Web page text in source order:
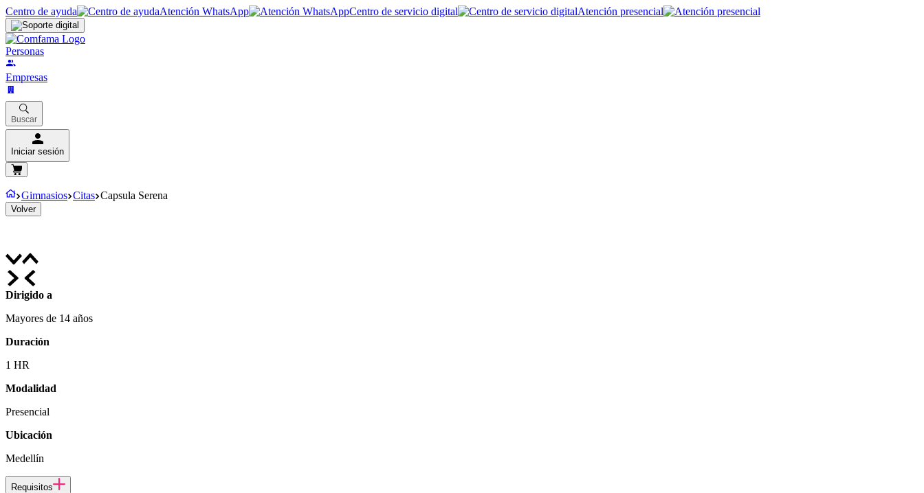
Centro de ayuda Atención WhatsApp Centro de servicio digital Atención presencial
Personas
Empresas
Buscar
Iniciar sesión
Gimnasios Citas Capsula Serena
Volver
Dirigido a
Mayores de 14 años
Duración
1 HR
Modalidad
Presencial
Ubicación
Medellín
Requisitos